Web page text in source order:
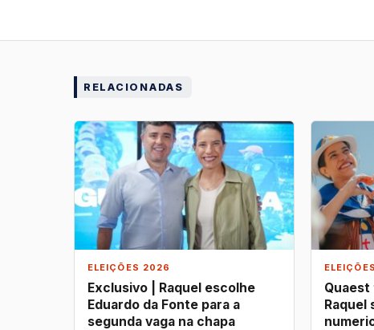
RELACIONADAS
ELEIÇÕES 2026
Exclusivo | Raquel escolhe
Eduardo da Fonte para a
segunda vaga na chapa
Raquel